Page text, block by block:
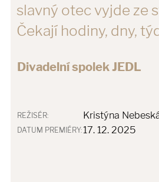
slavný otec vyjde ze
Čekají hodiny, dny,
Divadelní spolek JEDL
REŽISÉR: Kristýna
DATUM PREMIÉRY: 17. 12. 2025